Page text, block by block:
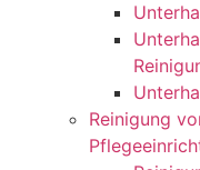
Reinigung